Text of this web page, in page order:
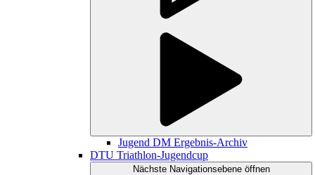
Jugend DM Ergebnis-Archiv
DTU Triathlon-Jugendcup
Nächste Navigationsebene öffnen